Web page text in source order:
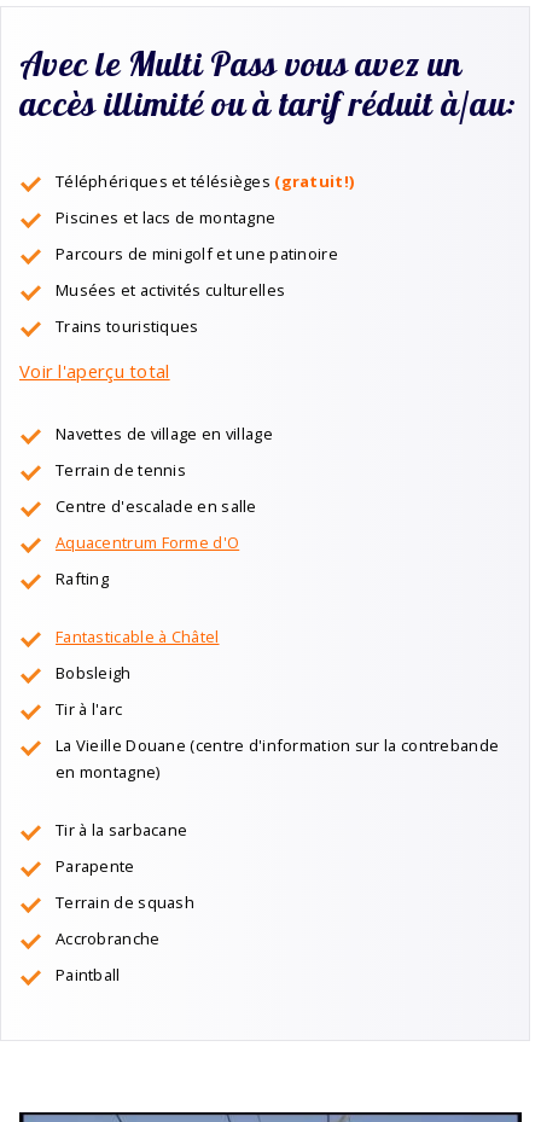
Avec le Multi Pass vous avez un
accès illimité ou à tarif réduit à/au:
Téléphériques et télésièges (gratuit!)
Piscines et lacs de montagne
Parcours de minigolf et une patinoire
Musées et activités culturelles
Trains touristiques
Voir l'aperçu total
Navettes de village en village
Terrain de tennis
Centre d'escalade en salle
Aquacentrum Forme d'O
Rafting
Fantasticable à Châtel
Bobsleigh
Tir à l'arc
La Vieille Douane (centre d'information sur la contrebande
en montagne)
Tir à la sarbacane
Parapente
Terrain de squash
Accrobranche
Paintball